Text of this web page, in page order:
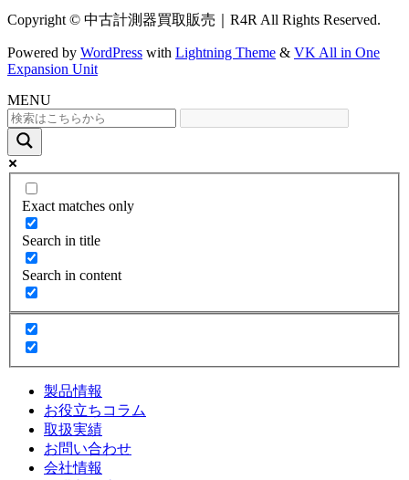
Copyright © 中古計測器買取販売｜R4R All Rights Reserved.
Powered by WordPress with Lightning Theme & VK All in One
Expansion Unit
MENU
Exact matches only
Search in title
Search in content
製品情報
お役立ちコラム
取扱実績
お問い合わせ
会社情報